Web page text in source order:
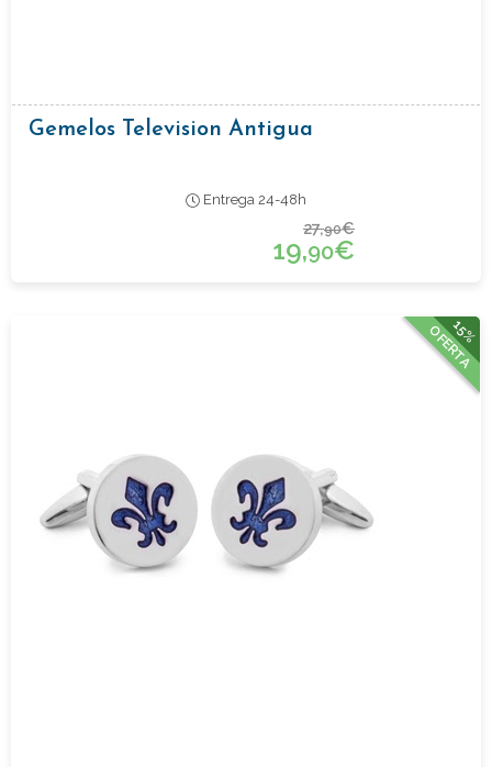
Gemelos Television Antigua
Entrega 24-48h
27,90€
19,90€
15%
OFERTA